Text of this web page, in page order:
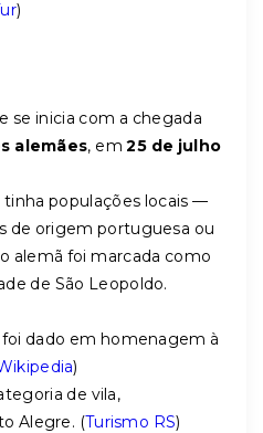
)
se inicia com a chegada
alemães, em25 de julho
tinha populações locais —
de origem portuguesa ou
alemã foi marcada como
de São Leopoldo.
foi dado em homenagem à
)
de vila,
Alegre. (Turismo RS)